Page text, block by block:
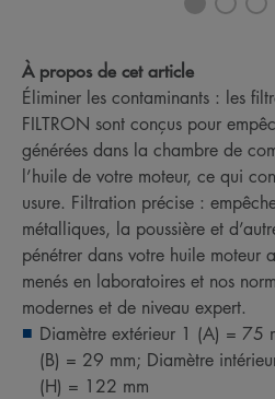
À propos de cet article
Éliminer les contaminants : les
FILTRON sont conçus pour
générées dans la chambre de
l’huile de votre moteur, ce qui
usure. Filtration précise :
métalliques, la poussière et
pénétrer dans votre huile moteur
menés en laboratoires et nos
modernes et de niveau expert.
Diamètre extérieur 1 (A) = 75
(B) = 29 mm; Diamètre
(H) = 122 mm